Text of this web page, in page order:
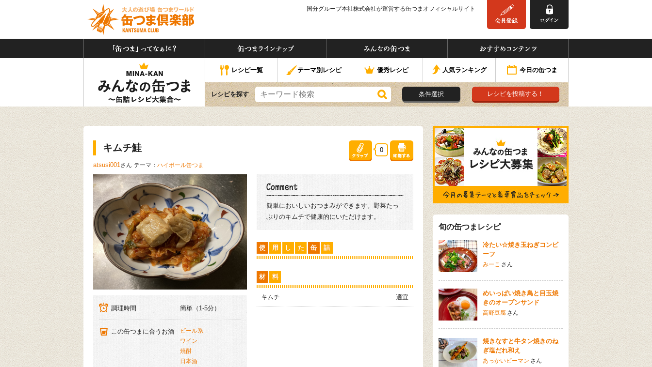
国分グループ本社株式会社が運営する缶つまオフィシャルサイト
「缶つま」ってなぁに？ 缶つまラインナップ みんなの缶つま
みんなの缶つま
レシピ一覧
テーマ別レシピ 優秀レシピ 人気ランキング 今日の缶つま
レシピを探す 条件選択 レシピを投稿する！
キムチ鮭
atsusi001さん テーマ： ハイボール缶つま
0
調理時間 簡単（1-5分）
この缶つまに合うお酒
ビール系
ワイン
焼酎
日本酒
簡単においしいおつまみができます。野菜たっ
ぷりのキムチで健康的にいただけます。
使 用 し た 缶 詰
材 料
キムチ 適宜
旬の缶つまレシピ
冷たい☆焼き玉ねぎコンビ
ーフ
みーこ さん
めいっぱい焼き鳥と目玉焼
きのオープンサンド
高野豆腐 さん
焼きなすと牛タン焼きのね
ぎ塩だれ和え
あっかいピーマン さん